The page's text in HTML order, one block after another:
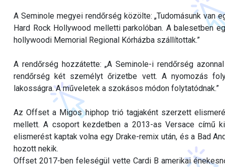
A Seminole megyei rendőrség közölte: „Tudomásunk van
Hard Rock Hollywood melletti parkolóban. A balesetben
hollywoodi Memorial Regional Kórházba szállítottak.”
A rendőrség hozzátette: „A Seminole-i rendőrség
rendőrség két személyt őrizetbe vett. A nyomozás
lakosságra. A műveletek a szokásos módon folytatódnak.”
Az Offset a Migos hiphop trió tagjaként szerzett
mellett. A csoport kezdetben a 2013-as Versace című
elismerést kaptak volna egy Drake-remix után, és a Bad
hozott nekik.
Offset 2017-ben feleségül vette Cardi B amerikai